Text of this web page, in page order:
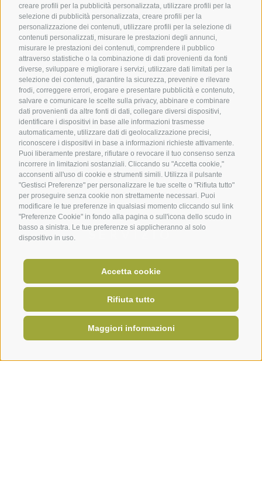
creare profili per la pubblicità personalizzata, utilizzare profili per la
selezione di pubblicità personalizzata, creare profili per la
personalizzazione dei contenuti, utilizzare profili per la selezione di
contenuti personalizzati, misurare le prestazioni degli annunci,
misurare le prestazioni dei contenuti, comprendere il pubblico
attraverso statistiche o la combinazione di dati provenienti da fonti
diverse, sviluppare e migliorare i servizi, utilizzare dati limitati per la
selezione dei contenuti, garantire la sicurezza, prevenire e rilevare
frodi, correggere errori, erogare e presentare pubblicità e contenuto,
salvare e comunicare le scelte sulla privacy, abbinare e combinare
dati provenienti da altre fonti di dati, collegare diversi dispositivi,
identificare i dispositivi in base alle informazioni trasmesse
automaticamente, utilizzare dati di geolocalizzazione precisi,
riconoscere i dispositivi in base a informazioni richieste attivamente.
Puoi liberamente prestare, rifiutare o revocare il tuo consenso senza
incorrere in limitazioni sostanziali. Cliccando su "Accetta cookie,"
acconsenti all'uso di cookie e strumenti simili. Utilizza il pulsante
"Gestisci Preferenze" per personalizzare le tue scelte o "Rifiuta tutto"
per proseguire senza cookie non strettamente necessari. Puoi
modificare le tue preferenze in qualsiasi momento cliccando sul link
"Preferenze Cookie" in fondo alla pagina o sull'icona dello scudo in
basso a sinistra. Le tue preferenze si applicheranno al solo
dispositivo in uso.
Accetta cookie
Rifiuta tutto
Maggiori informazioni
KRAUTI BIKE
Via Carezza 40
I-39056 Nova Levante
Alto Adige / Italia
www.krauti.it
info@krauti.it
SERVIZIO
Impressioni
Newsletter
Contatto
Consulenza
Marketing & distribuzione